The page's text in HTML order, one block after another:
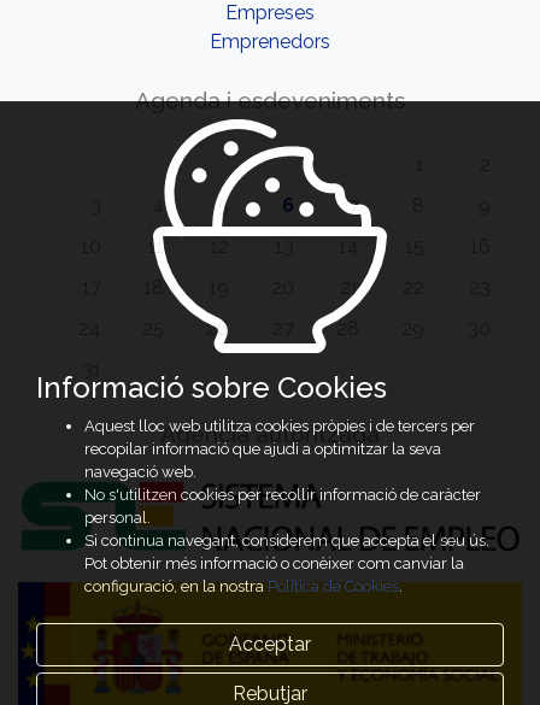
Empreses
Emprenedors
Agenda i esdeveniments
5 6 7
11
21
26 28
Agència autoritzada
Informació sobre Cookies
Aquest lloc web utilitza cookies pròpies i de tercers per
recopilar informació que ajudi a optimitzar la seva
navegació web.
No s'utilitzen cookies per recollir informació de caràcter
personal.
Si continua navegant, considerem que accepta el seu ús.
Pot obtenir més informació o conèixer com canviar la
configuració, en la nostraPolítica de Cookies.
Acceptar
Rebutjar